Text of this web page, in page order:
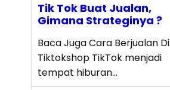
Tik Tok Buat Jualan,
Gimana Strateginya ?
Baca Juga Cara Berjualan Di
Tiktokshop TikTok menjadi
tempat hiburan…